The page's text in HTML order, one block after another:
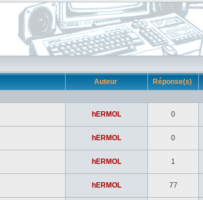
Auteur Réponse(s)
hERMOL 0
hERMOL 0
hERMOL 1
hERMOL 77